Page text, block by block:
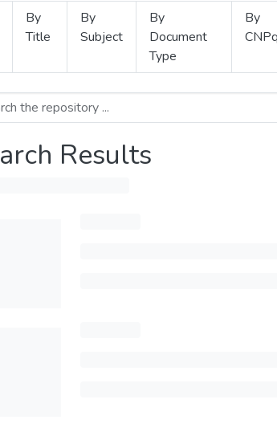
By
Title
By
Subject
By
Document
Type
By
CNPq
Results